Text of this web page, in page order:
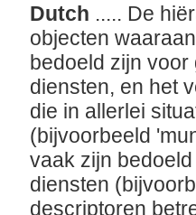
Dutch ..... De
objecten
bedoeld zijn
diensten, en het
die in allerlei
(bijvoorbeeld
vaak zijn
diensten
descriptoren